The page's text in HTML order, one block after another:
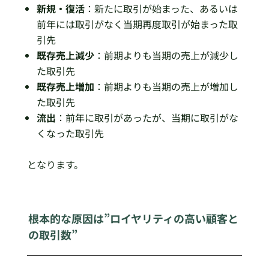
新規・復活：新たに取引が始まった、あるいは
前年には取引がなく当期再度取引が始まった取
引先
既存売上減少：前期よりも当期の売上が減少し
た取引先
既存売上増加 ：前期よりも当期の売上が増加し
た取引先
流出 ：前年に取引があったが、当期に取引がな
くなった取引先
となります。
根本的な原因は”ロイヤリティの高い顧客と
の取引数”